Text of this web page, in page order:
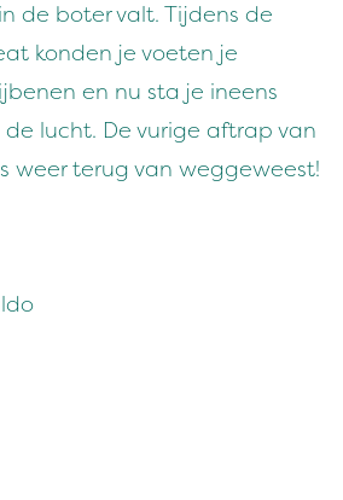
de boter valt. Tijdens de
konden je voeten je
en nu sta je ineens
lucht. De vurige aftrap van
weer terug van weggeweest!